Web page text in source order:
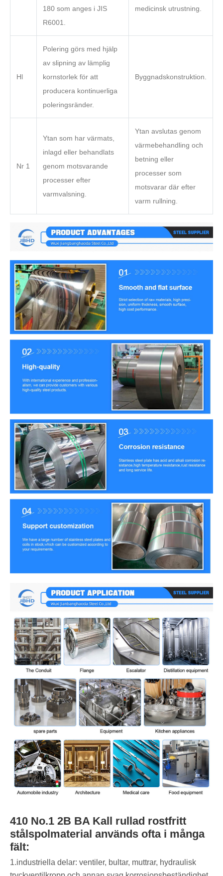
180 som anges i JIS
R6001.
medicinsk utrustning.
Hl
Polering görs med hjälp
av slipning av lämplig
kornstorlek för att
producera kontinuerliga
poleringsränder.
Byggnadskonstruktion.
Nr 1
Ytan som har värmats,
inlagd eller behandlats
genom motsvarande
processer efter
varmvalsning.
Ytan avslutas genom
värmebehandling och
betning eller
processer som
motsvarar där efter
varm rullning.
410 No.1 2B BA Kall rullad rostfritt
stålspolmaterial används ofta i många
fält:
1.‌industriella delar‌: ventiler, bultar, muttrar, hydraulisk